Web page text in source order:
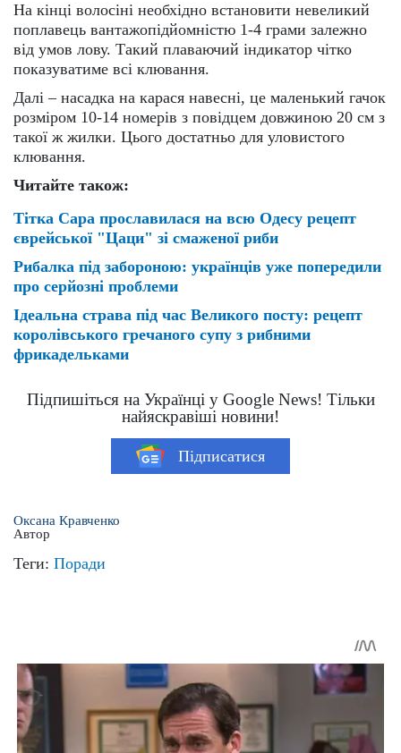
На кінці волосіні необхідно встановити невеликий
поплавець вантажопідйомністю 1-4 грами залежно
від умов лову. Такий плаваючий індикатор чітко
показуватиме всі клювання.
Далі – насадка на карася навесні, це маленький гачок
розміром 10-14 номерів з повідцем довжиною 20 см з
такої ж жилки. Цього достатньо для уловистого
клювання.
Читайте також:
Тітка Сара прославилася на всю Одесу рецепт
єврейської "Цаци" зі смаженої риби
Рибалка під забороною: українців уже попередили
про серйозні проблеми
Ідеальна страва під час Великого посту: рецепт
королівського гречаного супу з рибними
фрикадельками
Підпишіться на Українці у Google News! Тільки
найяскравіші новини!
Підписатися
Оксана Кравченко
Автор
Теги: Поради